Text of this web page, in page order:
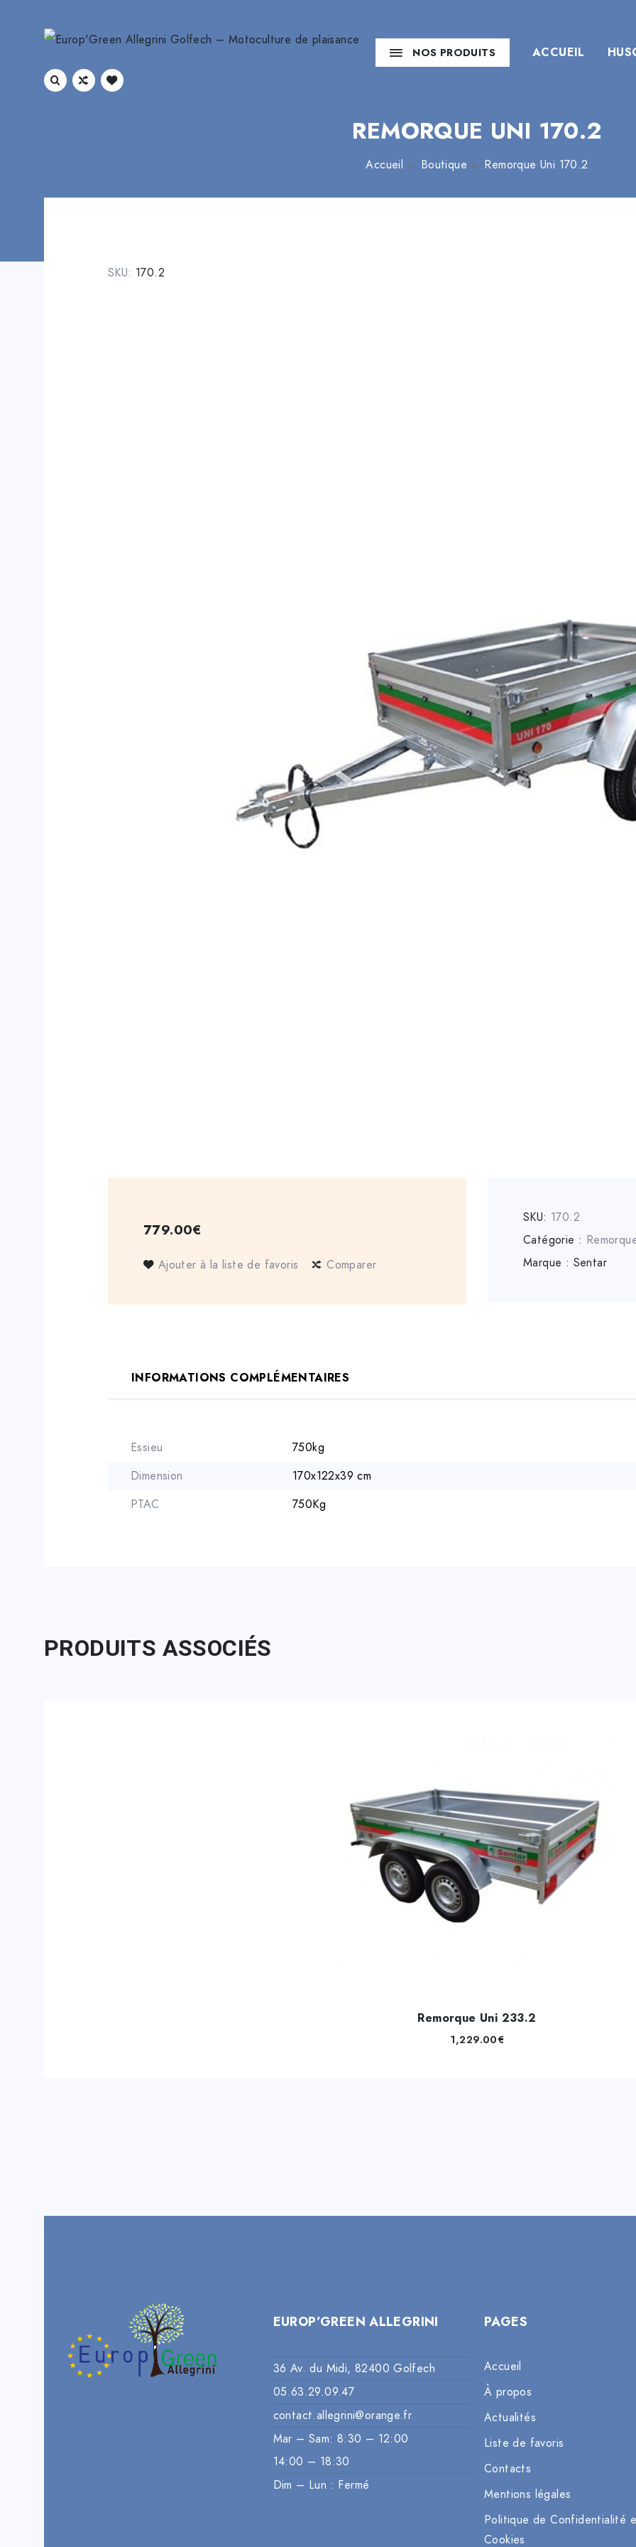
NOS PRODUITS ACCUEIL
REMORQUE UNI 170.2
Accueil Boutique Remorque Uni 170.2
SKU: 170.2
779.00€
Ajouter à la liste de favoris Comparer
SKU: 170.2
Catégorie :
Marque : Sentar
INFORMATIONS COMPLÉMENTAIRES
Essieu
750kg
Dimension
170x122x39 cm
PTAC
750Kg
PRODUITS ASSOCIÉS
Remorque Uni 233.2
1,229.00€
EUROP’GREEN ALLEGRINI
36 Av. du Midi, 82400 Golfech
05.63.29.09.47
contact.allegrini@orange.fr
Mar – Sam: 8:30 – 12:00
14:00 – 18:30
Dim – Lun : Fermé
PAGES
Accueil
À propos
Actualités
Liste de favoris
Contacts
Mentions légales
Politique de Confidentialité
Cookies